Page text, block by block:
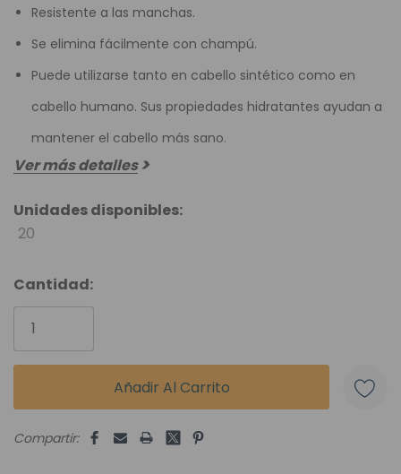
Resistente a las manchas.
Se elimina fácilmente con champú.
Puede utilizarse tanto en cabello sintético como en
cabello humano. Sus propiedades hidratantes ayudan a
mantener el cabello más sano.
Ver más detalles
Unidades disponibles:
20
Cantidad:
Compartir: